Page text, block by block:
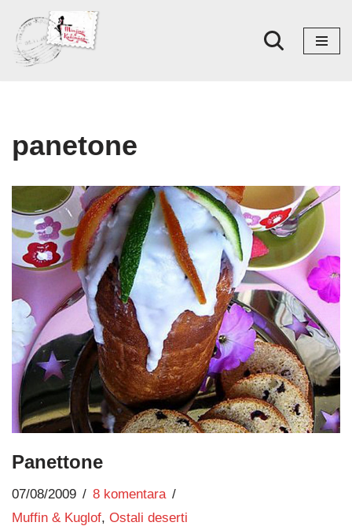
Skoči
na
panetone
Panettone
07/08/2009
8 komentara
Muffin & Kuglof, Ostali deserti